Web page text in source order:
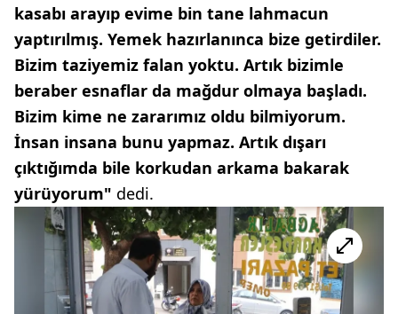
kasabı arayıp evime bin tane lahmacun
yaptırılmış. Yemek hazırlanınca bize getirdiler.
Bizim taziyemiz falan yoktu. Artık bizimle
beraber esnaflar da mağdur olmaya başladı.
Bizim kime ne zararımız oldu bilmiyorum.
İnsan insana bunu yapmaz. Artık dışarı
çıktığımda bile korkudan arkama bakarak
yürüyorum" dedi.